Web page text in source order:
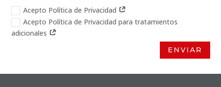
Acepto Política de Privacidad
Acepto Política de Privacidad para tratamientos
adicionales
ENVIAR